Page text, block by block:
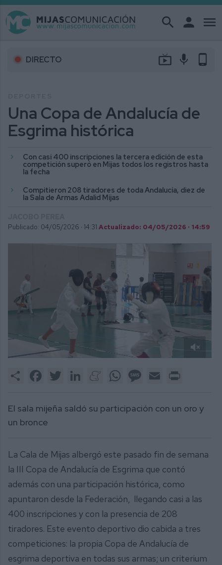
search person menu
DIRECTO live_tv mic phone_android
Una Copa de Andalucía de
Esgrima histórica
Con casi 400 inscripciones la tercera edición de esta
competición superó en Mijas todos los registros hasta
la fecha
Compitieron 208 tiradores de toda Andalucía, diez de
la Sala de Armas Adalid Mijas
Publicado: 04/05/2026 · 14:31 Actualizado: 04/05/2026 · 14:59
1
Share FacebookTwitter LinkedInMeneameWhatsAppMessage
Email
El sala mijeña saldó su participación con un oro y
un bronce
La Cala de Mijas albergó este pasado fin de semana
la III Copa de Andalucía de Esgrima que contó
además con una participación histórica, como
apuntaron desde la Federación, llegando casi a las
400 inscripciones y con la presencia de 208
tiradores. Este evento deportivo dio cabida a tres
competiciones: la propia Copa de Andalucía de
esgrima deportiva en todas sus armas; un criterium